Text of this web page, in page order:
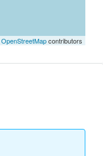
OpenStreetMapcontributors